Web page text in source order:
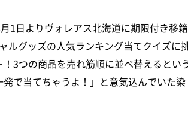
1日よりヴォレアス北海道に期限付き移籍
ルグッズの人気ランキング当てクイズに
3つの商品を売れ筋順に並べ替えるとい
で当てちゃうよ！」と意気込んでいた染